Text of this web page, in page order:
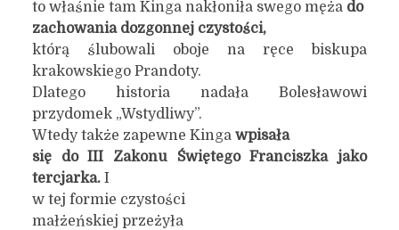
to właśnie tam Kinga nakłoniła swego męża do
zachowania dozgonnej czystości,
którą ślubowali oboje na ręce biskupa
krakowskiego Prandoty.
Dlatego historia nadała Bolesławowi
przydomek „Wstydliwy”.
Wtedy także zapewne Kinga wpisała
się do III Zakonu Świętego Franciszka jako
tercjarka. I
w tej formie czystości
małżeńskiej przeżyła